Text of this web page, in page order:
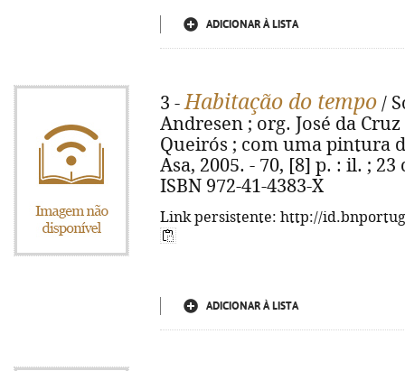
ADICIONAR À LISTA
3 -Habitação do tempo /
Andresen ; org. José da
Queirós ; com uma pintura
Asa, 2005. - 70, [8] p. : il. ;
ISBN 972-41-4383-X
Link persistente: http://
ADICIONAR À LISTA